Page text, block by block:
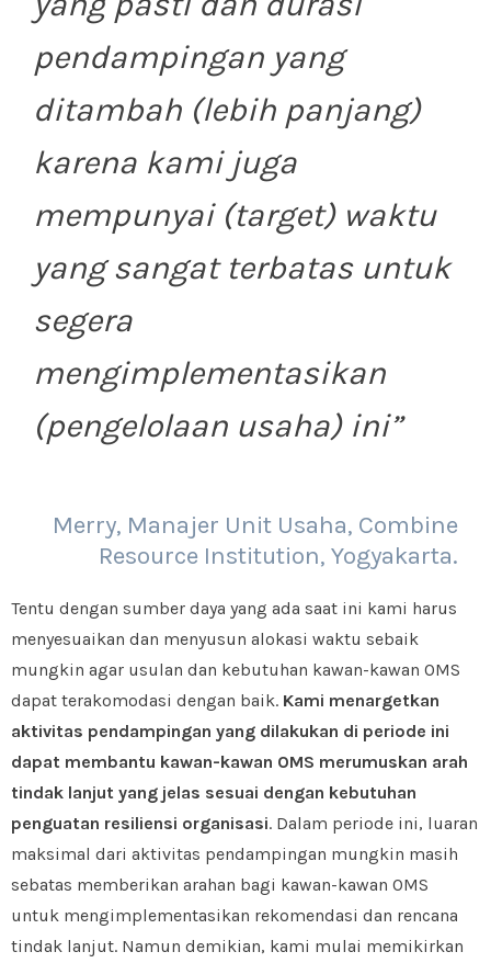
pendampingan yang
ditambah (lebih panjang)
karena kami juga
mempunyai (target) waktu
yang sangat terbatas untuk
segera
mengimplementasikan
(pengelolaan usaha) ini”
Merry, Manajer Unit Usaha, Combine
Resource Institution, Yogyakarta.
Tentu dengan sumber daya yang ada saat ini kami harus
menyesuaikan dan menyusun alokasi waktu sebaik
mungkin agar usulan dan kebutuhan kawan-kawan OMS
dapat terakomodasi dengan baik. Kami menargetkan
aktivitas pendampingan yang dilakukan di periode ini
dapat membantu kawan-kawan OMS merumuskan arah
tindak lanjut yang jelas sesuai dengan kebutuhan
penguatan resiliensi organisasi. Dalam periode ini, luaran
maksimal dari aktivitas pendampingan mungkin masih
sebatas memberikan arahan bagi kawan-kawan OMS
untuk mengimplementasikan rekomendasi dan rencana
tindak lanjut. Namun demikian, kami mulai memikirkan